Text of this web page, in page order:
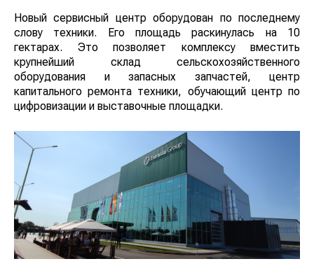
Новый сервисный центр оборудован по последнему
слову техники. Его площадь раскинулась на 10
гектарах. Это позволяет комплексу вместить
крупнейший склад сельскохозяйственного
оборудования и запасных запчастей, центр
капитального ремонта техники, обучающий центр по
цифровизации и выставочные площадки.